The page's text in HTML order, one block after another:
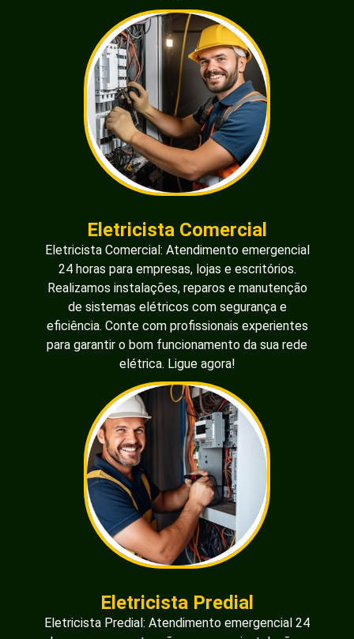
Eletricista Comercial
Eletricista Comercial: Atendimento emergencial
24 horas para empresas, lojas e escritórios.
Realizamos instalações, reparos e manutenção
de sistemas elétricos com segurança e
eficiência. Conte com profissionais experientes
para garantir o bom funcionamento da sua rede
elétrica. Ligue agora!
Eletricista Predial
Eletricista Predial: Atendimento emergencial 24